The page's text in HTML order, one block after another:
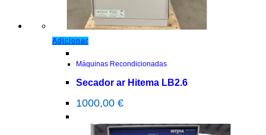
Adicionar
Máquinas Recondicionadas
Secador ar Hitema LB2.6
1000,00 €